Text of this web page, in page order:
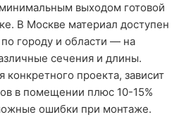
выходом готовой
В Москве материал доступен
городу и области — на
сечения и длины.
конкретного проекта, зависит
в помещении плюс 10-15%
ошибки при монтаже.